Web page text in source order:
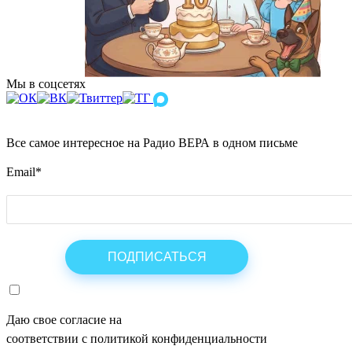
Мы в соцсетях
Все самое интересное на Радио ВЕРА в одном письме
Email*
Даю свое согласие на
соответствии с политикой конфиденциальности